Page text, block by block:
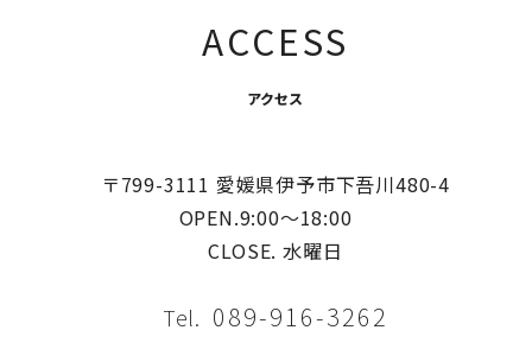
ACCESS
アクセス
〒799-3111 愛媛県伊予市下吾川480-4
OPEN.9:00〜18:00
CLOSE. 水曜日
Tel. 089-916-3262